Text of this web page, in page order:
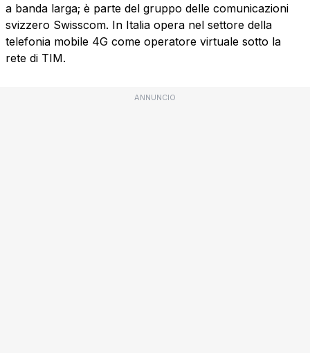
a banda larga; è parte del gruppo delle comunicazioni
svizzero Swisscom. In Italia opera nel settore della
telefonia mobile 4G come operatore virtuale sotto la
rete di TIM.
ANNUNCIO